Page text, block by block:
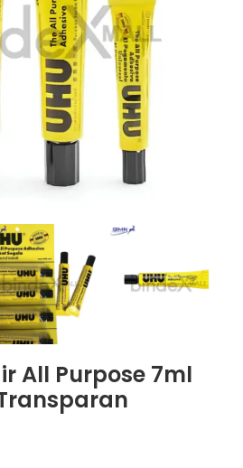
All Purpose 7ml